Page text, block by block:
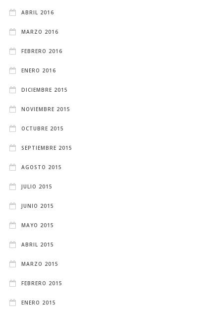
ABRIL 2016
MARZO 2016
FEBRERO 2016
ENERO 2016
DICIEMBRE 2015
NOVIEMBRE 2015
OCTUBRE 2015
SEPTIEMBRE 2015
AGOSTO 2015
JULIO 2015
JUNIO 2015
MAYO 2015
ABRIL 2015
MARZO 2015
FEBRERO 2015
ENERO 2015